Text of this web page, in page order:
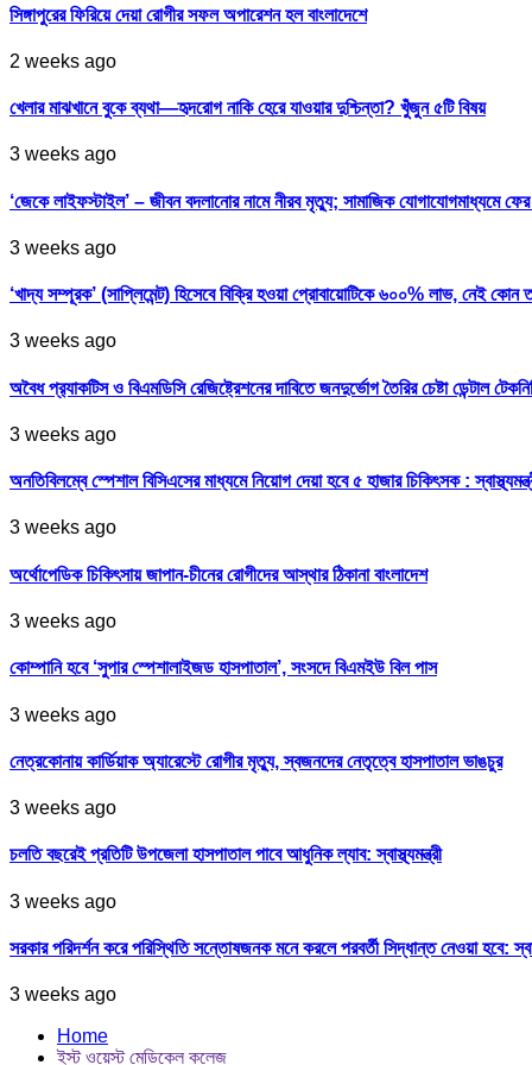
সিঙ্গাপুরের ফিরিয়ে দেয়া রোগীর সফল অপারেশন হল বাংলাদেশে
2 weeks ago
খেলার মাঝখানে বুকে ব্যথা—হৃদরোগ নাকি হেরে যাওয়ার দুশ্চিন্তা? খুঁজুন ৫টি বিষয়
3 weeks ago
‘জেকে লাইফস্টাইল’ – জীবন বদলানোর নামে নীরব মৃত্যু; সামাজিক যোগাযোগমাধ্যমে
3 weeks ago
‘খাদ্য সম্পূরক’ (সাপ্লিমেন্ট) হিসেবে বিক্রি হওয়া প্রোবায়োটিকে ৬০০% লাভ, নেই কোন
3 weeks ago
অবৈধ প্র‍্যাকটিস ও বিএমডিসি রেজিষ্ট্রেশনের দাবিতে জনদুর্ভোগ তৈরির চেষ্টা ডেন্টাল
3 weeks ago
অনতিবিলম্বে স্পেশাল বিসিএসের মাধ্যমে নিয়োগ দেয়া হবে ৫ হাজার চিকিৎসক :
3 weeks ago
অর্থোপেডিক চিকিৎসায় জাপান-চীনের রোগীদের আস্থার ঠিকানা বাংলাদেশ
3 weeks ago
কোম্পানি হবে ‘সুপার স্পেশালাইজড হাসপাতাল’, সংসদে বিএমইউ বিল পাস
3 weeks ago
নেত্রকোনায় কার্ডিয়াক অ্যারেস্টে রোগীর মৃত্যু, স্বজনদের নেতৃত্বে হাসপাতাল ভাঙচুর
3 weeks ago
চলতি বছরেই প্রতিটি উপজেলা হাসপাতাল পাবে আধুনিক ল্যাব: স্বাস্থ্যমন্ত্রী
3 weeks ago
সরকার পরিদর্শন করে পরিস্থিতি সন্তোষজনক মনে করলে পরবর্তী সিদ্ধান্ত নেওয়া হবে:
3 weeks ago
Home
ইস্ট ওয়েস্ট মেডিকেল কলেজ